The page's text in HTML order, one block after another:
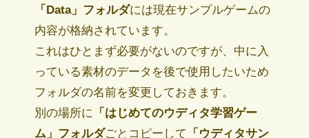
「Data」フォルダには現在サンプルゲームの
内容が格納されています。
これはひとまず必要がないのですが、中に入
っている素材のデータを後で使用したいため
フォルダの名前を変更しておきます。
別の場所に 「はじめてのウディタ学習ゲー
ム」フォルダごとコピーして
「ウディタサン